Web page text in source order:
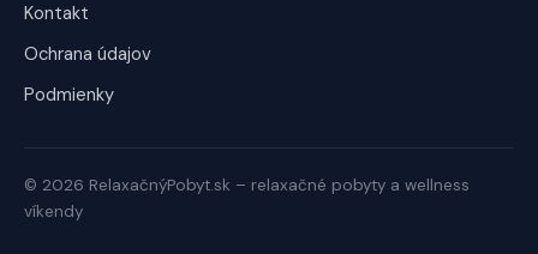
Kontakt
Ochrana údajov
Podmienky
© 2026 RelaxačnýPobyt.sk – relaxačné pobyty a wellness
víkendy